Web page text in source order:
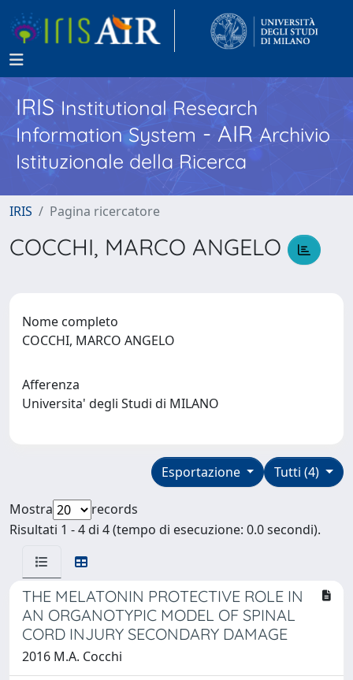
IRISInstitutional Research
Information System - AIR Archivio
Istituzionale della Ricerca
IRIS Pagina ricercatore
COCCHI, MARCO ANGELO
Nome completo
COCCHI, MARCO ANGELO
Afferenza
Universita' degli Studi di MILANO
Tutti (4)
Esportazione
Mostra
records
Risultati 1 - 4 di 4 (tempo di esecuzione: 0.0 secondi).
THE MELATONIN PROTECTIVE ROLE IN
AN ORGANOTYPIC MODEL OF SPINAL
CORD INJURY SECONDARY DAMAGE
2016 M.A. Cocchi